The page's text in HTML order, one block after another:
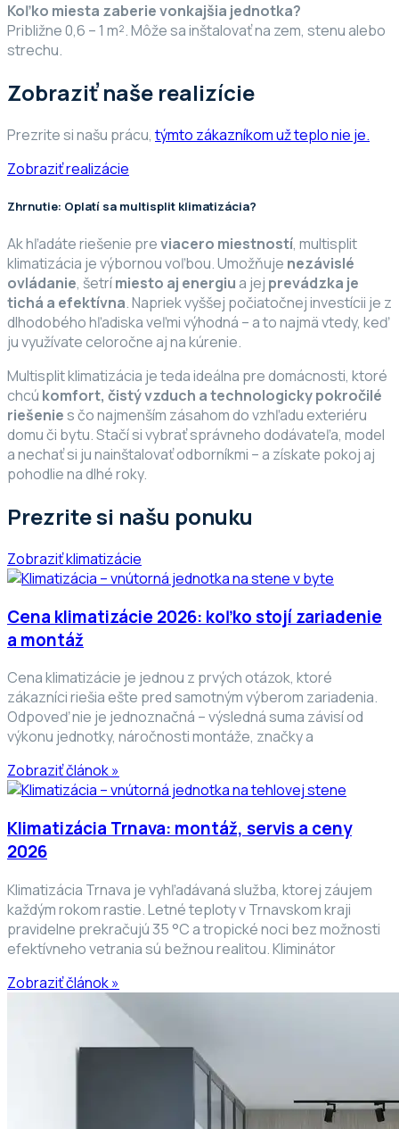
Koľko miesta zaberie vonkajšia jednotka?
Približne 0,6 – 1 m². Môže sa inštalovať na zem, stenu alebo
strechu.
Zobraziť naše realizície
Prezrite si našu prácu,týmto zákazníkom už teplo nie je.
Zobraziť realizácie
Zhrnutie: Oplatí sa multisplit klimatizácia?
Ak hľadáte riešenie previacero miestností, multisplit
klimatizácia je výbornou voľbou. Umožňuje nezávislé
ovládanie, šetrímiesto aj energiua jej prevádzka je
tichá a efektívna. Napriek vyššej počiatočnej investícii je z
dlhodobého hľadiska veľmi výhodná – a to najmä vtedy, keď
ju využívate celoročne aj na kúrenie.
Multisplit klimatizácia je teda ideálna pre domácnosti, ktoré
chcú komfort, čistý vzduch a technologicky pokročilé
riešenies čo najmenším zásahom do vzhľadu exteriéru
domu či bytu. Stačí si vybrať správneho dodávateľa, model
a nechať si ju nainštalovať odborníkmi – a získate pokoj aj
pohodlie na dlhé roky.
Prezrite si našu ponuku
Zobraziť klimatizácie
Cena klimatizácie 2026: koľko stojí zariadenie
a montáž
Cena klimatizácie je jednou z prvých otázok, ktoré
zákazníci riešia ešte pred samotným výberom zariadenia.
Odpoveď nie je jednoznačná – výsledná suma závisí od
výkonu jednotky, náročnosti montáže, značky a
Zobraziť článok »
Klimatizácia Trnava: montáž, servis a ceny
2026
Klimatizácia Trnava je vyhľadávaná služba, ktorej záujem
každým rokom rastie. Letné teploty v Trnavskom kraji
pravidelne prekračujú 35 °C a tropické noci bez možnosti
efektívneho vetrania sú bežnou realitou. Kliminátor
Zobraziť článok »